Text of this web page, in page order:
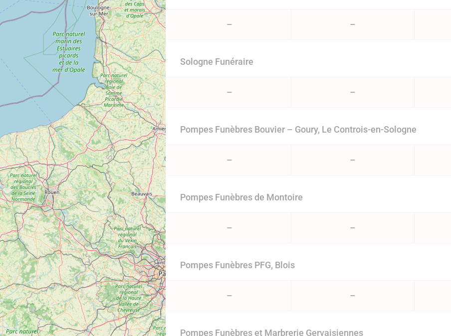
– –
Sologne Funéraire
– –
Pompes Funèbres Bouvier – Goury, Le Controis-en-Sologne
– –
Pompes Funèbres de Montoire
– –
Pompes Funèbres PFG, Blois
– –
Pompes Funèbres et Marbrerie Gervaisiennes